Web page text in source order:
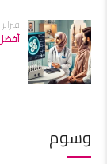
فبراير 11, 2025
وسوم